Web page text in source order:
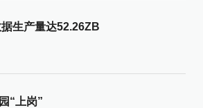
生产量达52.26ZB
“上岗”